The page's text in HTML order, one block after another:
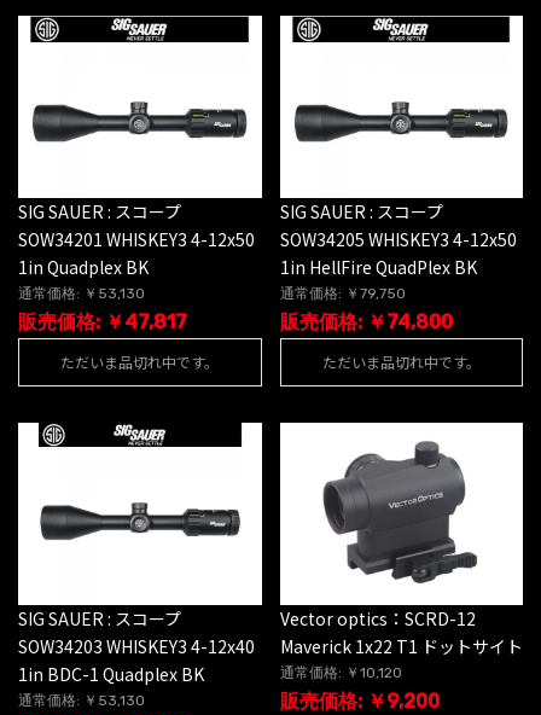
SIG SAUER : スコープ
SOW34201 WHISKEY3 4-12x50
1in Quadplex BK
通常価格: ￥53,130
販売価格: ￥47,817
ただいま品切れ中です。
SIG SAUER : スコープ
SOW34205 WHISKEY3 4-12x50
1in HellFire QuadPlex BK
通常価格: ￥79,750
販売価格: ￥74,800
ただいま品切れ中です。
SIG SAUER : スコープ
SOW34203 WHISKEY3 4-12x40
1in BDC-1 Quadplex BK
通常価格: ￥53,130
Vector optics：SCRD-12
Maverick 1x22 T1 ドットサイト
通常価格: ￥10,120
販売価格: ￥9,200